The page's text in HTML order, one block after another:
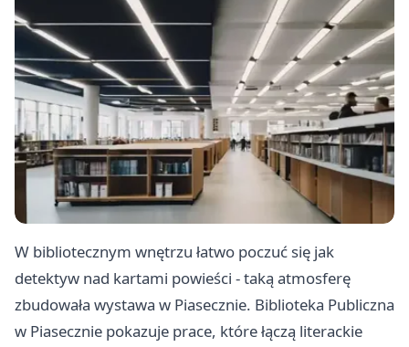
W bibliotecznym wnętrzu łatwo poczuć się jak
detektyw nad kartami powieści - taką atmosferę
zbudowała wystawa w Piasecznie. Biblioteka Publiczna
w Piasecznie pokazuje prace, które łączą literackie